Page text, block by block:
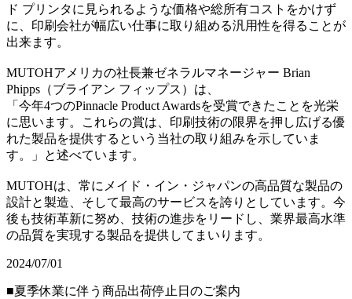
ド プリンタに見られるような価格や総所有コストをかけず
に、印刷会社が幅広い仕事に取り組める汎用性を得ることが
出来ます。
MUTOHアメリカの社長兼ゼネラルマネージャー Brian
Phipps（ブライアン フィップス）は、
「今年4つのPinnacle Product Awardsを受賞できたことを光栄
に思います。これらの賞は、印刷技術の限界を押し広げる優
れた製品を提供するという当社の取り組みを示していま
す。」と述べています。
MUTOHは、常にメイド・イン・ジャパンの高品質な製品の
設計と製造、そして最高のサービスを誇りとしています。今
後も技術革新に努め、技術の進歩をリードし、業界最高水準
の品質を実現する製品を提供してまいります。
2024/07/01
■夏季休業に伴う商品出荷停止日のご案内